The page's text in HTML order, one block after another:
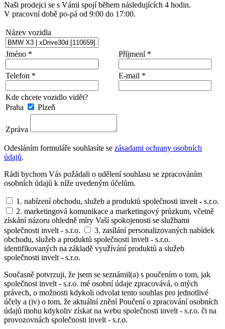
Naši prodejci se s Vámi spojí během následujících 4 hodin.
V pracovní době po-pá od 9:00 do 17:00.
Název vozidla
Jméno * Příjmení *
Telefon * E-mail *
Kde chcete vozidlo vidět?
Praha
Plzeň
Zpráva
Odesláním formuláře souhlasíte se zásadami ochrany osobních
údajů.
Rádi bychom Vás požádali o udělení souhlasu se zpracováním
osobních údajů k níže uvedeným účelům.
1. nabízení obchodu, služeb a produktů společnosti invelt - s.r.o.
2. marketingová komunikace a marketingový průzkum, včetně
získání názoru ohledně míry Vaší spokojenosti se službami
společnosti invelt - s.r.o.
3. zasílání personalizovaných nabídek
obchodu, služeb a produktů společnosti invelt - s.r.o.
identifikovaných na základě využívání produktů a služeb
společnosti invelt - s.r.o.
Současně potvrzuji, že jsem se seznámil(a) s poučením o tom, jak
společnost invelt - s.r.o. mé osobní údaje zpracovává, o mých
právech, o možnosti kdykoli odvolat tento souhlas pro jednotlivé
účely a (iv) o tom, že aktuální znění Poučení o zpracování osobních
údajů mohu kdykoliv získat na webu společnosti invelt - s.r.o. či na
provozovnách společnosti invelt - s.r.o.